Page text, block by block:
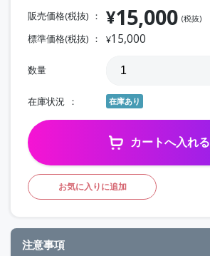
販売価格(税抜) ¥15,000 (税抜)
標準価格(税抜) ¥15,000
数量
在庫状況 在庫あり
カートへ入れる
お気に入りに追加
注意事項